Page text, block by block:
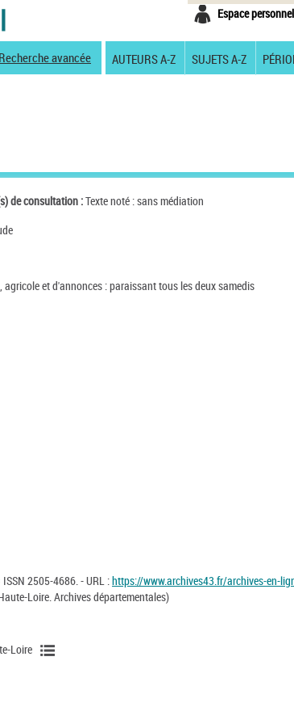
Espace personnel
Recherche avancée AUTEURS A-Z SUJETS A-Z
de consultation :Texte noté : sans médiation
et d'annonces : paraissant tous les deux samedis
2505-4686. - URL :https://www.archives43.fr/archives-en-
Loire. Archives départementales)
Loire